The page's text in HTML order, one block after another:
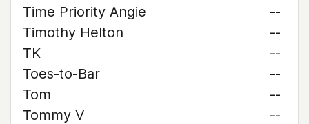
Time Priority Angie
--
Timothy Helton
--
TK
--
Toes-to-Bar
--
Tom
--
Tommy V
--